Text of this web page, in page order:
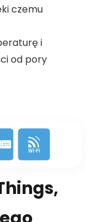
czemu
i
od pory